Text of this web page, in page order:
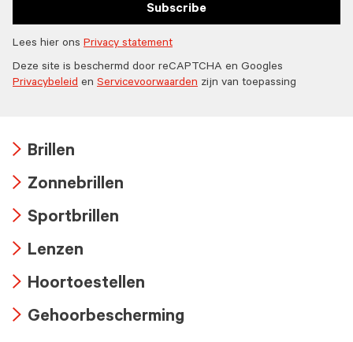
Subscribe
Lees hier ons Privacy statement
Deze site is beschermd door reCAPTCHA en Googles
Privacybeleid en Servicevoorwaarden zijn van toepassing
icon
Brillen
icon
Zonnebrillen
icon
Sportbrillen
icon
Lenzen
icon
Hoortoestellen
Gehoorbescherming